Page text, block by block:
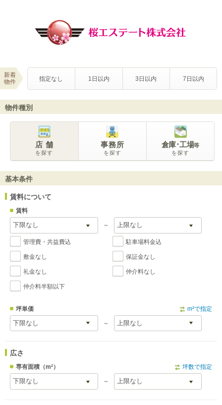
新着
物件
指定なし 1日以内 3日以内 7日以内
物件種別
店 舗
を探す
事務所
を探す
倉庫･工場等
を探す
基本条件
賃料について
賃料
～
管理費・共益費込 駐車場料金込
敷金なし 保証金なし
礼金なし 仲介料なし
仲介料半額以下
坪単価 m²で指定
～
広さ
専有面積（m²） 坪数で指定
～